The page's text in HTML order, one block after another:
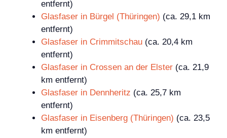
entfernt)
Glasfaser in Bürgel (Thüringen) (ca. 29,1 km
entfernt)
Glasfaser in Crimmitschau (ca. 20,4 km
entfernt)
Glasfaser in Crossen an der Elster (ca. 21,9
km entfernt)
Glasfaser in Dennheritz (ca. 25,7 km
entfernt)
Glasfaser in Eisenberg (Thüringen) (ca. 23,5
km entfernt)